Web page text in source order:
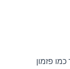
פזמון